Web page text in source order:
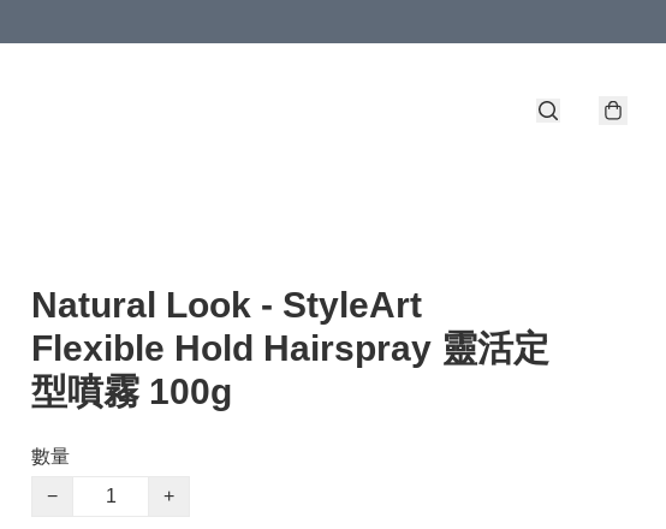
Natural Look - StyleArt
Flexible Hold Hairspray 靈活定
型噴霧 100g
數量
−
+